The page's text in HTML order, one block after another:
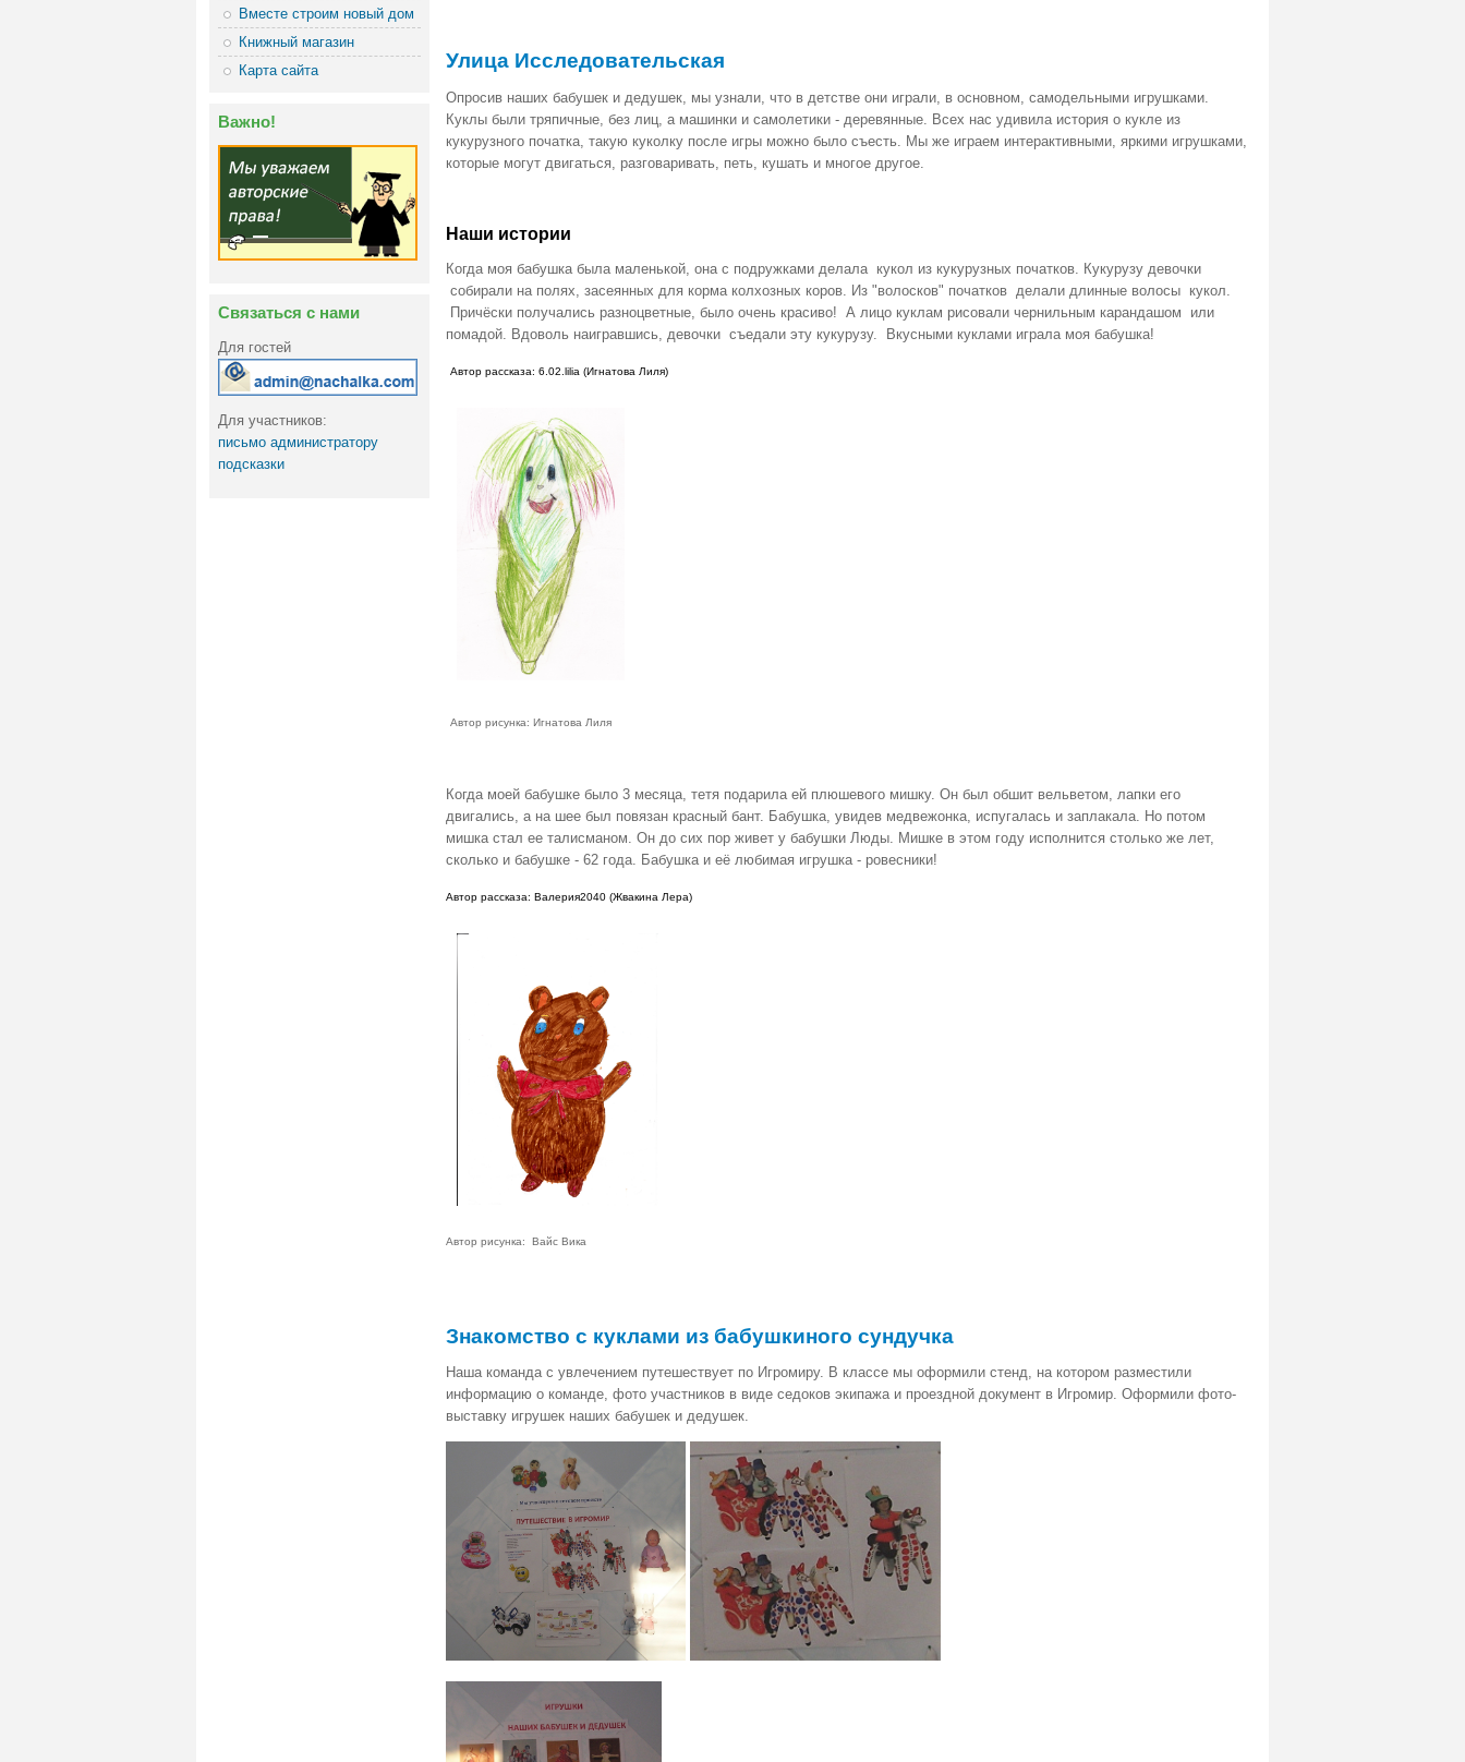
Вместе строим новый дом
Книжный магазин
Карта сайта
Важно!
Связаться с нами
Для гостей
Для участников:
письмо администратору
подсказки
Улица Исследовательская
Опросив наших бабушек и дедушек, мы узнали, что в детстве они играли, в основном, самодельными игрушками.
Куклы были тряпичные, без лиц, а машинки и самолетики - деревянные. Всех нас удивила история о кукле из
кукурузного початка, такую куколку после игры можно было съесть. Мы же играем интерактивными, яркими игрушками,
которые могут двигаться, разговаривать, петь, кушать и многое другое.
Наши истории
Когда моя бабушка была маленькой, она с подружками делала кукол из кукурузных початков. Кукурузу девочки
собирали на полях, засеянных для корма колхозных коров. Из "волосков" початков делали длинные волосы кукол.
Причёски получались разноцветные, было очень красиво! А лицо куклам рисовали чернильным карандашом или
помадой. Вдоволь наигравшись, девочки съедали эту кукурузу. Вкусными куклами играла моя бабушка!
Автор рассказа: 6.02.lilia (Игнатова Лиля)
Автор рисунка: Игнатова Лиля
Когда моей бабушке было 3 месяца, тетя подарила ей плюшевого мишку. Он был обшит вельветом, лапки его
двигались, а на шее был повязан красный бант. Бабушка, увидев медвежонка, испугалась и заплакала. Но потом
мишка стал ее талисманом. Он до сих пор живет у бабушки Люды. Мишке в этом году исполнится столько же лет,
сколько и бабушке - 62 года. Бабушка и её любимая игрушка - ровесники!
Автор рассказа: Валерия2040 (Жвакина Лера)
Автор рисунка: Вайс Вика
Знакомство с куклами из бабушкиного сундучка
Наша команда с увлечением путешествует по Игромиру. В классе мы оформили стенд, на котором разместили
информацию о команде, фото участников в виде седоков экипажа и проездной документ в Игромир. Оформили фото-
выставку игрушек наших бабушек и дедушек.